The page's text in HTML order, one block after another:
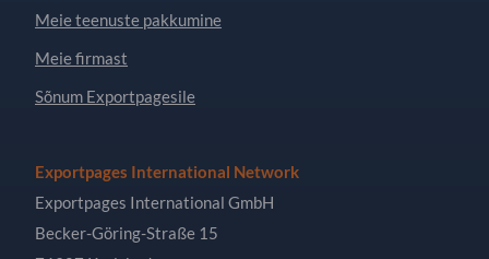
Meie teenuste pakkumine
Meie firmast
Sõnum Exportpagesile
Exportpages International Network
Exportpages International GmbH
Becker-Göring-Straße 15